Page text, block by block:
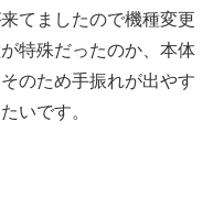
てましたので機種変更
特殊だったのか、本体
のため手振れが出やす
いです。